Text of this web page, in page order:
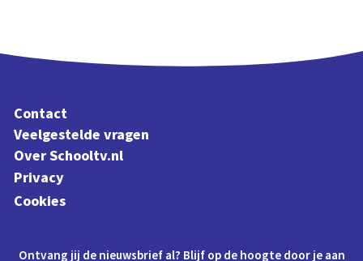
Contact
Veelgestelde vragen
Over Schooltv.nl
Privacy
Cookies
Ontvang jij de nieuwsbrief al? Blijf op de hoogte door je aan